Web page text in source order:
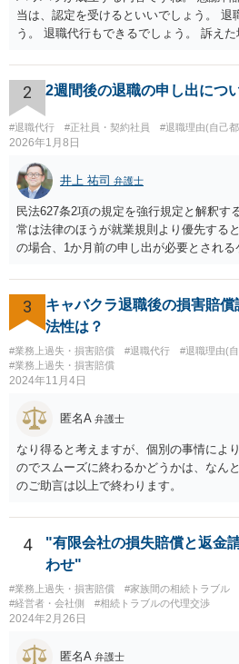
当は、認定を受けるといいでしょう。 退
う。 退職代行もできるでしょう。 訴え
れは 減じて来るでしょう。
2 2週間後の退職の申し出につ
#退職代行 #正社員・契約社員 #退職理由(自己
2026年1月8日
井上 祐司 弁護士
民法627条2項の規定を強行規定と解釈す
常は法律のほうが就業規則より優先する
の場合、1か月前の申し出が必要とされ
申し出は世間のあらゆる業種で広く採用
体が不合理と判断されるようなものでは
規程において「正当な理由なく会社の承
継ぎを行わずに退職した場合に退職金を
の条項が設けられている場合、その制約
す。
3
キャバクラ退職後の損害賠
法性は？
#業務上過失・損害賠償 #退職代行
#退職理由(
#業務上過失・損害賠償
2024年11月4日
匿名A 弁護士
なり得ると考えますが、個別の事情によ
のでスムーズに終わるかどうかは、なん
のご助言は以上で終わります。
4
"有限会社の損失賠償と返金
わせ"
#業務上過失・損害賠償 #家族間の相続トラブル
#経営者・会社側
#相続トラブルの代理交渉
2024年2月26日
匿名A 弁護士